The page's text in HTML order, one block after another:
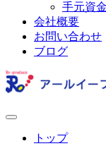
手元資
会社概要
お問い合わせ
ブログ
トップ